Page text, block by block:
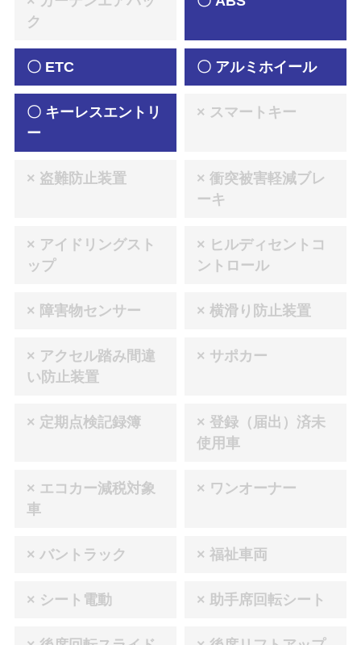
ク
〇 ETC 〇 アルミホイール
〇 キーレスエントリ
ー
× スマートキー
× 盗難防止装置
× 衝突被害軽減ブレ
ーキ
× アイドリングスト
ップ
× ヒルディセントコ
ントロール
× 障害物センサー × 横滑り防止装置
× アクセル踏み間違
い防止装置
× サポカー
× 定期点検記録簿
× 登録（届出）済未
使用車
× エコカー減税対象
車
× ワンオーナー
× バントラック × 福祉車両
× シート電動 × 助手席回転シート